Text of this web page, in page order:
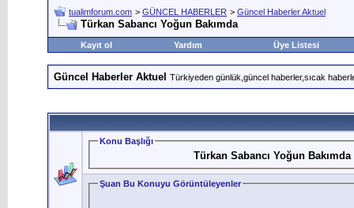
tualimforum.com > GÜNCEL HABERLER > Güncel Haberler Aktuel
Türkan Sabancı Yoğun Bakımda
Kayıt ol Yardım Üye Listesi
Güncel Haberler Aktuel Türkiyeden günlük,güncel haberler,sıcak
Konu Başlığı
Türkan Sabancı Yoğun Bakımda
Şuan Bu Konuyu Görüntüleyenler